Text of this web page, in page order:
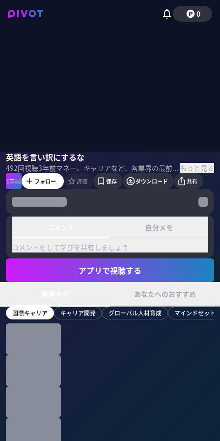
0
英語を言い訳にするな
492回視聴3年前 マネー、キャリアなど、各業界の最前線で活躍するトップランナーにスキルセットとマインドセットを学ぶトーク番組 ＜ゲスト＞ 岡田兵吾／マイクロソフトシンガポールアジア太平洋地区ライセンスコンプライアンス本部長 同志社大学工学部卒業後、アクセンチュア、デロイトコンサルティング、マイクロソフトのグローバル企業3社にて、シンガポール、アメリカ、日本の3か国を拠点に23年間勤務。世界トップレベルのIEビジネススクール・エグゼクティブMBA取得。米国PMP(プロジェクト・マネジメント・プロフェッショナル)認定資格保持 ＜目次＞ もっと見る
岡田兵吾佐々木紀彦
フォロー 評価 保存 ダウンロード 共有
自分メモ
コメントをして学びを共有しましょう
アプリで視聴する
あなたへのおすすめ
国際キャリア キャリア開発 グローバル人材育成 マインドセット